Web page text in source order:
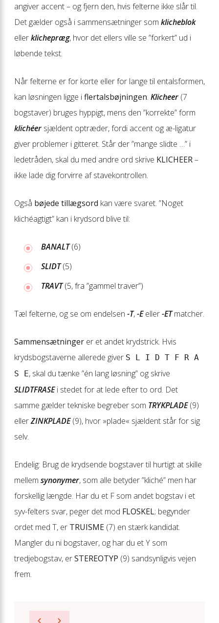
angiver accent – og fjern den, hvis felterne ikke slår til.
Det gælder også i sammensætninger som klicheblok
ellerklichepræg, hvor det ellers ville se ”forkert” ud i
løbende tekst.
Når felterne er for korte eller for lange til entalsformen,
kan løsningen ligge iflertalsbøjningen. Klicheer (7
bogstaver) bruges hyppigt, mens den ”korrekte” form
klichéer sjældent optræder, fordi accent og æ-ligatur
giver problemer i gitteret. Står der ”mange slidte …” i
ledetråden, skal du med andre ord skrive KLICHEER–
ikke lade dig forvirre af stavekontrollen.
Også bøjede tillægsord kan være svaret. ”Noget
klichéagtigt” kan i krydsord blive til:
BANALT(6)
SLIDT(5)
TRAVT(5, fra ”gammel traver”)
Tæl felterne, og se om endelsen -T,-Eeller-ETmatcher.
Sammensætninger er et andet krydstrick. Hvis
krydsbogstaverne allerede giver S L I D T F R A
S E, skal du tænke ”én lang løsning” og skrive
SLIDTFRASEi stedet for at lede efter to ord. Det
samme gælder tekniske begreber som TRYKPLADE(9)
ellerZINKPLADE(9), hvor »plade« sjældent står for sig
selv.
Endelig: Brug de krydsende bogstaver til hurtigt at skille
mellem synonymer, som alle betyder ”kliché” men har
forskellig længde. Har du et F som andet bogstav i et
syv-felters svar, peger det mod FLOSKEL; begynder
ordet med T, er TRUISME (7) en stærk kandidat.
Mangler du ni bogstaver, og har du et Y som
tredjebogstav, erSTEREOTYP (9) sandsynligvis vejen
frem.